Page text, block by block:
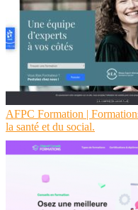
AFPC Formation |
la santé et du social.